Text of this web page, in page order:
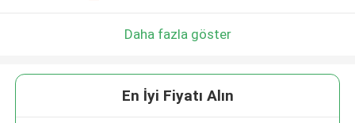
Daha fazla göster
En İyi Fiyatı Alın